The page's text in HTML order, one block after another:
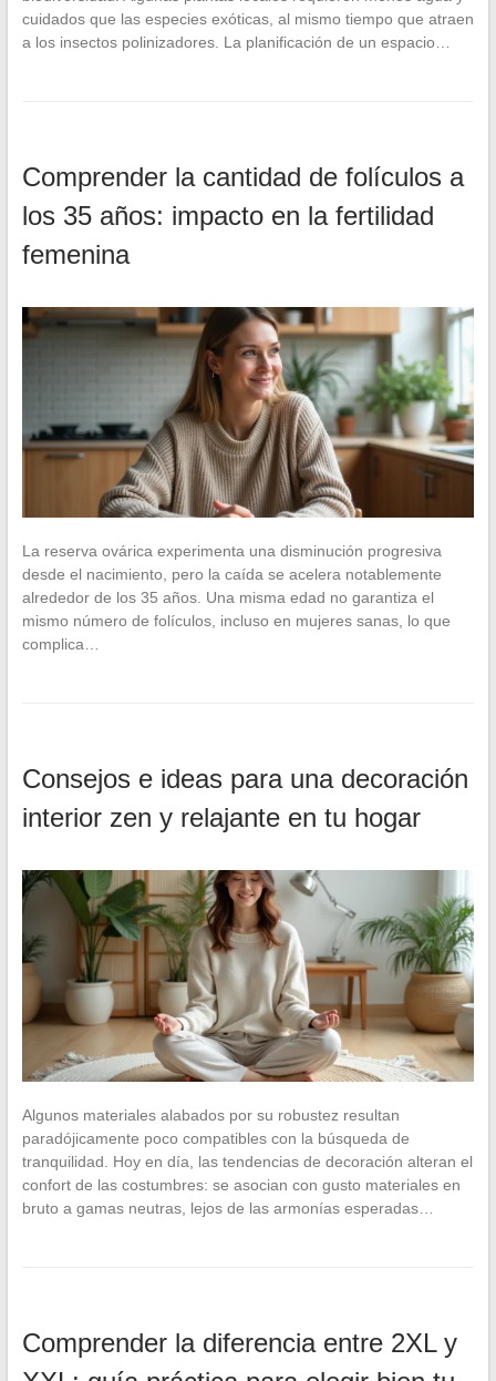
cuidados que las especies exóticas, al mismo tiempo que atraen
a los insectos polinizadores. La planificación de un espacio…
Comprender la cantidad de folículos a
los 35 años: impacto en la fertilidad
femenina
La reserva ovárica experimenta una disminución progresiva
desde el nacimiento, pero la caída se acelera notablemente
alrededor de los 35 años. Una misma edad no garantiza el
mismo número de folículos, incluso en mujeres sanas, lo que
complica…
Consejos e ideas para una decoración
interior zen y relajante en tu hogar
Algunos materiales alabados por su robustez resultan
paradójicamente poco compatibles con la búsqueda de
tranquilidad. Hoy en día, las tendencias de decoración alteran el
confort de las costumbres: se asocian con gusto materiales en
bruto a gamas neutras, lejos de las armonías esperadas…
Comprender la diferencia entre 2XL y